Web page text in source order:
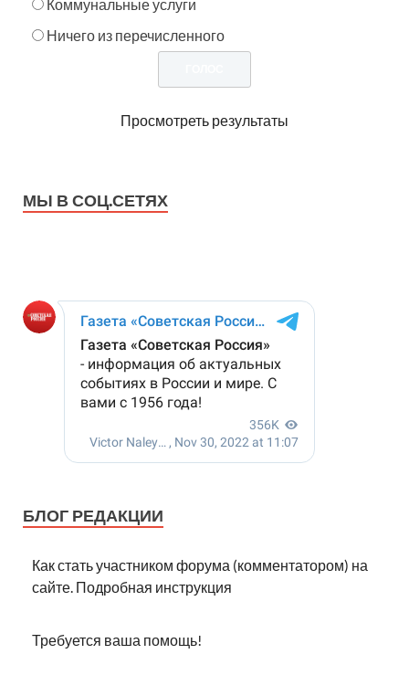
Коммунальные услуги
Ничего из перечисленного
Просмотреть результаты
МЫ В СОЦ.СЕТЯХ
БЛОГ РЕДАКЦИИ
Как стать участником форума (комментатором) на
сайте. Подробная инструкция
Требуется ваша помощь!